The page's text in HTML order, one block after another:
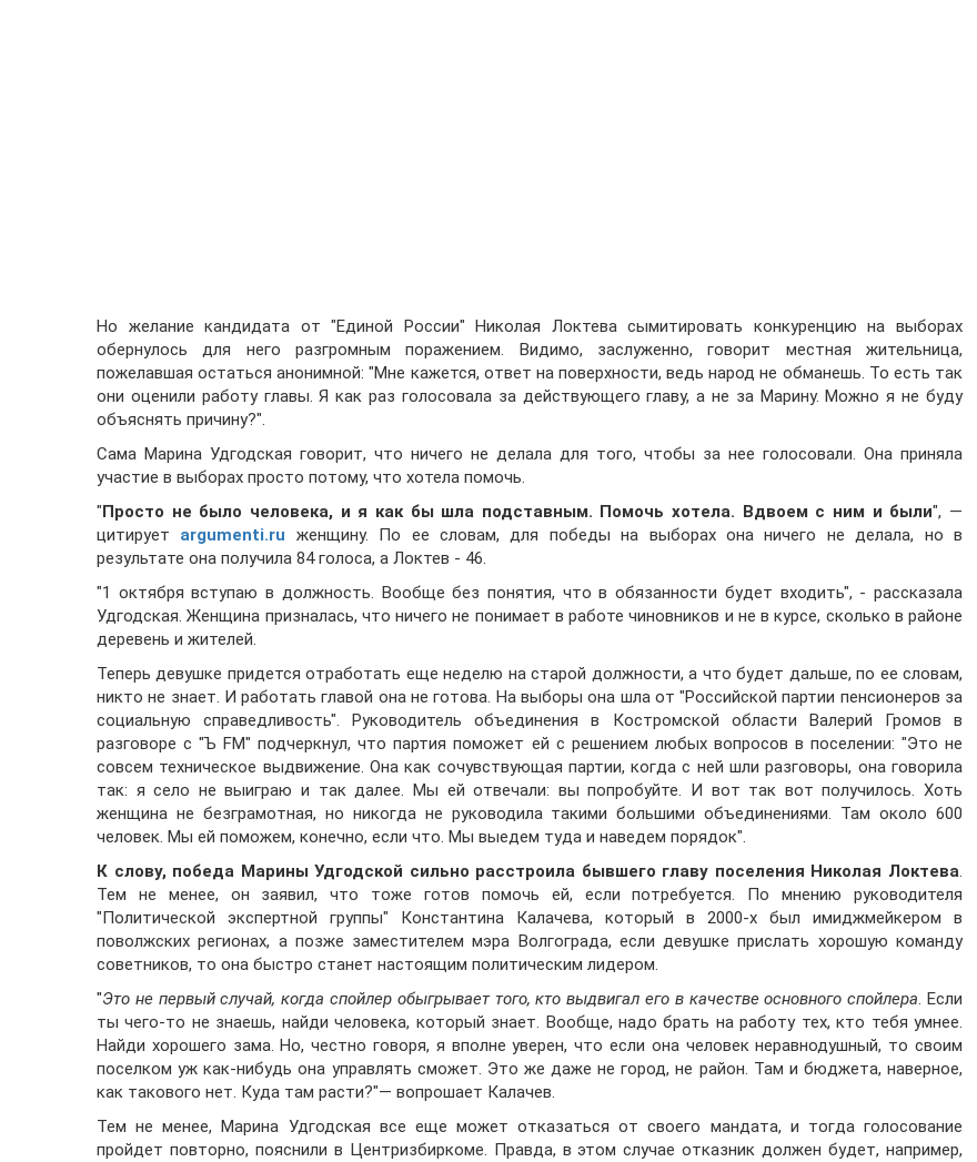
Но желание кандидата от "Единой России" Николая Локтева сымитировать конкуренцию на выборах
обернулось для него разгромным поражением. Видимо, заслуженно, говорит местная жительница,
пожелавшая остаться анонимной: "Мне кажется, ответ на поверхности, ведь народ не обманешь. То есть так
они оценили работу главы. Я как раз голосовала за действующего главу, а не за Марину. Можно я не буду
объяснять причину?".
Сама Марина Удгодская говорит, что ничего не делала для того, чтобы за нее голосовали. Она приняла
участие в выборах просто потому, что хотела помочь.
" Просто не было человека, и я как бы шла подставным. Помочь хотела. Вдвоем с ним и были", —
цитирует argumenti.ru женщину. По ее словам, для победы на выборах она ничего не делала, но в
результате она получила 84 голоса, а Локтев - 46.
"1 октября вступаю в должность. Вообще без понятия, что в обязанности будет входить", - рассказала
Удгодская. Женщина призналась, что ничего не понимает в работе чиновников и не в курсе, сколько в районе
деревень и жителей.
Теперь девушке придется отработать еще неделю на старой должности, а что будет дальше, по ее словам,
никто не знает. И работать главой она не готова. На выборы она шла от "Российской партии пенсионеров за
социальную справедливость". Руководитель объединения в Костромской области Валерий Громов в
разговоре с "Ъ FM" подчеркнул, что партия поможет ей с решением любых вопросов в поселении: "Это не
совсем техническое выдвижение. Она как сочувствующая партии, когда с ней шли разговоры, она говорила
так: я село не выиграю и так далее. Мы ей отвечали: вы попробуйте. И вот так вот получилось. Хоть
женщина не безграмотная, но никогда не руководила такими большими объединениями. Там около 600
человек. Мы ей поможем, конечно, если что. Мы выедем туда и наведем порядок".
К слову, победа Марины Удгодской сильно расстроила бывшего главу поселения Николая Локтева.
Тем не менее, он заявил, что тоже готов помочь ей, если потребуется. По мнению руководителя
"Политической экспертной группы" Константина Калачева, который в 2000-х был имиджмейкером в
поволжских регионах, а позже заместителем мэра Волгограда, если девушке прислать хорошую команду
советников, то она быстро станет настоящим политическим лидером.
"Это не первый случай, когда спойлер обыгрывает того, кто выдвигал его в качестве основного спойлера. Если
ты чего-то не знаешь, найди человека, который знает. Вообще, надо брать на работу тех, кто тебя умнее.
Найди хорошего зама. Но, честно говоря, я вполне уверен, что если она человек неравнодушный, то своим
поселком уж как-нибудь она управлять сможет. Это же даже не город, не район. Там и бюджета, наверное,
как такового нет. Куда там расти?"— вопрошает Калачев.
Тем не менее, Марина Удгодская все еще может отказаться от своего мандата, и тогда голосование
пройдет повторно, пояснили в Центризбиркоме. Правда, в этом случае отказник должен будет, например,